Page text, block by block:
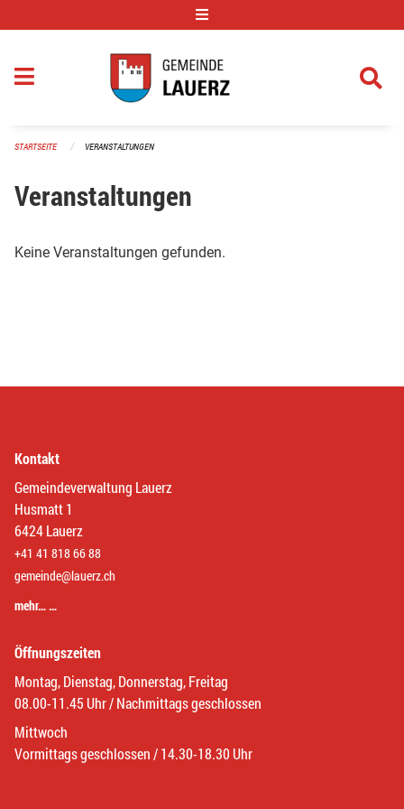
STARTSEITE VERANSTALTUNGEN
Veranstaltungen
Keine Veranstaltungen gefunden.
Kontakt
Gemeindeverwaltung Lauerz
Husmatt 1
6424 Lauerz
+41 41 818 66 88
gemeinde@lauerz.ch
mehr… …
Öffnungszeiten
Montag, Dienstag, Donnerstag, Freitag
08.00-11.45 Uhr / Nachmittags geschlossen
Mittwoch
Vormittags geschlossen / 14.30-18.30 Uhr